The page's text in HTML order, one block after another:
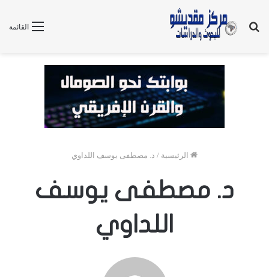
القائمة
بحث
الرئيسية / د. مصطفى يوسف اللداوي
د. مصطفى يوسف
اللداوي